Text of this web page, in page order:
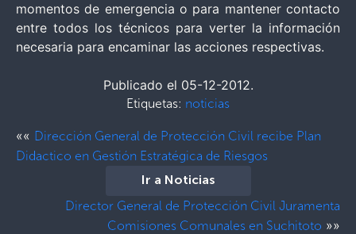
momentos de emergencia o para mantener contacto
entre todos los técnicos para verter la información
necesaria para encaminar las acciones respectivas.
Publicado el 05-12-2012.
Etiquetas: noticias
«« Dirección General de Protección Civil recibe Plan
Didactico en Gestión Estratégica de Riesgos
Ir a Noticias
Director General de Protección Civil Juramenta
Comisiones Comunales en Suchitoto »»